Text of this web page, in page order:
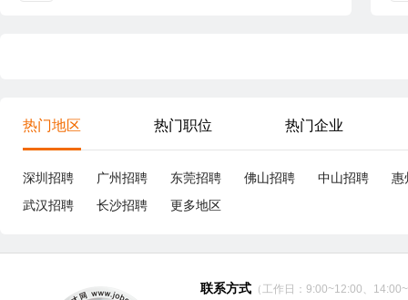
热门地区 热门职位 热门企业
深圳招聘 广州招聘 东莞招聘 佛山招聘 中山招聘
惠
武汉招聘
长沙招聘 更多地区
联系方式 （工作日：9:00~12:00、